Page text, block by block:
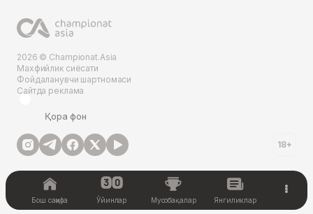
2026 © Championat.Asia
Махфийлик сиёсати
Фойдаланувчи шартномаси
Сайтда реклама
Қора фон
18+
Бош саҳифа Ўйинлар Мусобақалар Янгиликлар